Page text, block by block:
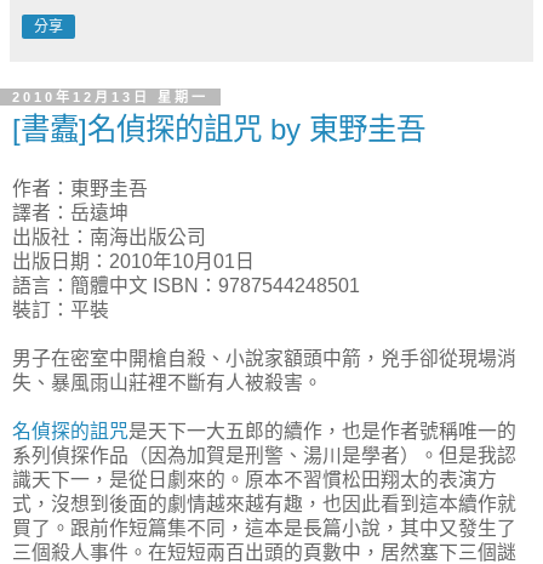
分享
2010年12月13日 星期一
[書蠹]名偵探的詛咒 by 東野圭吾
作者：東野圭吾
譯者：岳遠坤
出版社：南海出版公司
出版日期：2010年10月01日
語言：簡體中文 ISBN：9787544248501
裝訂：平裝
男子在密室中開槍自殺、小說家額頭中箭，兇手卻從現場消
失、暴風雨山莊裡不斷有人被殺害。
名偵探的詛咒是天下一大五郎的續作，也是作者號稱唯一的
系列偵探作品（因為加賀是刑警、湯川是學者）。但是我認
識天下一，是從日劇來的。原本不習慣松田翔太的表演方
式，沒想到後面的劇情越來越有趣，也因此看到這本續作就
買了。跟前作短篇集不同，這本是長篇小說，其中又發生了
三個殺人事件。在短短兩百出頭的頁數中，居然塞下三個謎